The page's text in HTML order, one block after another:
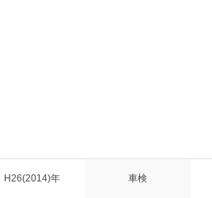
H26(2014)年 車検